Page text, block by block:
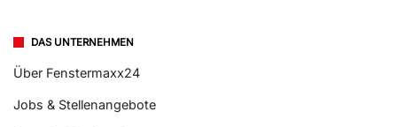
DAS UNTERNEHMEN
Über Fenstermaxx24
Jobs & Stellenangebote